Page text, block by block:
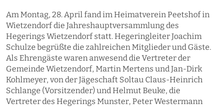
Am Montag, 28. April fand im Heimatverein Peetshof in
Wietzendorf die Jahreshauptversammlung des
Hegerings Wietzendorf statt. Hegeringleiter Joachim
Schulze begrüßte die zahlreichen Mitglieder und Gäste.
Als Ehrengäste waren anwesend die Vertreter der
Gemeinde Wietzendorf, Martin Mertens und Jan-Dirk
Kohlmeyer, von der Jägeschaft Soltau Claus-Heinrich
Schlange (Vorsitzender) und Helmut Beuke, die
Vertreter des Hegerings Munster, Peter Westermann